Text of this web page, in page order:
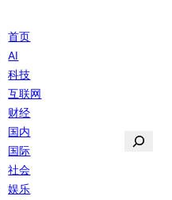
首页
AI
科技
互联网
财经
国内
国际
社会
娱乐
搜